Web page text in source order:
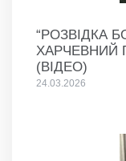
“РОЗВІДКА
ХАРЧЕВНИЙ
(ВІДЕО)
24.03.2026